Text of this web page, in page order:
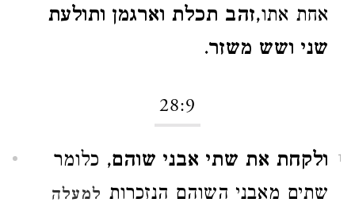
אחת אתו,זהב תכלת וארגמן ותולעת
שני ושש משזר.
28:9
1 ולקחת את שתי אבני שוהם, כלומר
שתים מאבני השוהם הנזכרות למעלה